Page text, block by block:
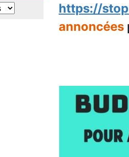
https://
annoncées